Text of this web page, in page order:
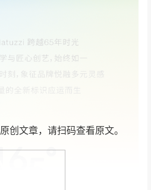
原创文章，请扫码查看原文。